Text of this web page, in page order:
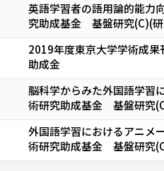
英語学習者の語用論的能力
究助成基金 基盤研究(C)(
2019年度東京大学学術成
助成金
脳科学からみた外国語学習
術研究助成基金 基盤研究
外国語学習におけるアニメ
術研究助成基金 基盤研究